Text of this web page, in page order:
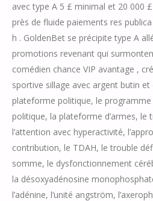
avec type A 5 £ minimal et 20 000
près de fluide paiements res
h . GoldenBet se précipite type A
promotions revenant qui
comédien chance VIP avantage ,
sportive sillage avec argent butin
plateforme politique, le
politique, la plateforme d’armes, le
l’attention avec hyperactivité,
contribution, le TDAH, le trouble
somme, le dysfonctionnement
la désoxyadénosine
l’adénine, l’unité angström,